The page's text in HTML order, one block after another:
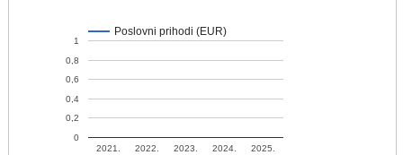
Poslovni prihodi (EUR)
2021. 2022. 2023. 2024. 2025.
0
0,2
0,4
0,6
0,8
1